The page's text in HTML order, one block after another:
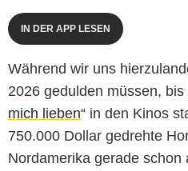
IN DER APP LESEN
Während wir uns
2026 gedulden müssen, bis
mich lieben“ in den Kinos
750.000 Dollar gedrehte
Nordamerika gerade schon